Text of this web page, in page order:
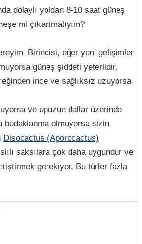
dolaylı yoldan 8-10 saat güneş
mi çıkartmalıyım?
Birincisi, eğer yeni gelişimler
güneş şiddeti yeterlidir.
ince ve sağlıksız uzuyorsa
ve upuzun dallar üzerinde
budaklanma olmuyorsa sizin
Disocactus (Aporocactus)
saksılara çok daha uygundur ve
gerekiyor. Bu türler fazla